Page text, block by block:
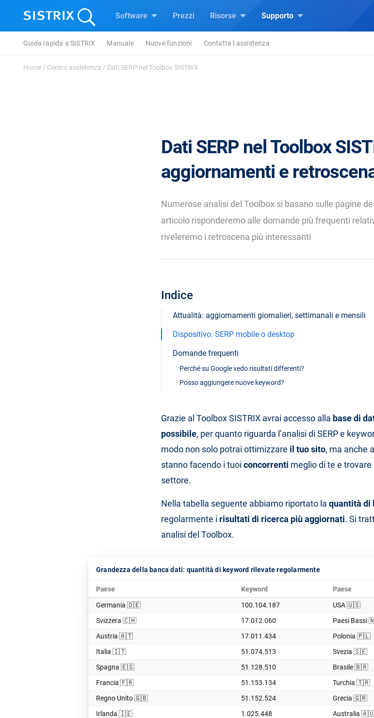
Software Prezzi Risorse Supporto
Guida rapida a SISTRIX Manuale Nuove funzioni Contatta l assistenza
Home / Centro assistenza / Dati SERP nel Toolbox SISTRIX
Dati SERP nel Toolbox
aggiornamenti e
Numerose analisi del Toolbox si basano sulle pagine dei
articolo risponderemo alle domande più frequenti
riveleremo i retroscena più interessanti
Indice
Attualità: aggiornamenti giornalieri, settimanali e mensili
Dispositivo: SERP mobile o desktop
Domande frequenti
Perché su Google vedo risultati differenti?
Posso aggiungere nuove keyword?
Grazie al Toolbox SISTRIX avrai accesso alla base di
possibile, per quanto riguarda l’analisi di SERP e
modo non solo potrai ottimizzare il tuo sito, ma anche
stanno facendo i tuoi concorrenti meglio di te e trovare
settore.
Nella tabella seguente abbiamo riportato la quantità di
regolarmente i risultati di ricerca più aggiornati. Si
analisi del Toolbox.
Grandezza della banca dati: quantità di keyword rilevate regolarmente
Paese Keyword Paese
Germania 🇩🇪 100.104.187 USA 🇺🇸
Svizzera 🇨🇭
17.012.060 Paesi Bassi
Austria 🇦🇹
17.011.434 Polonia 🇵🇱
Italia 🇮🇹
51.074.513 Svezia 🇸🇪
Spagna 🇪🇸
51.128.510 Brasile 🇧🇷
Francia 🇫🇷
51.153.134 Turchia 🇹🇷
Regno Unito 🇬🇧
51.152.524 Grecia 🇬🇷
Irlanda 🇮🇪
1.025.448 Australia